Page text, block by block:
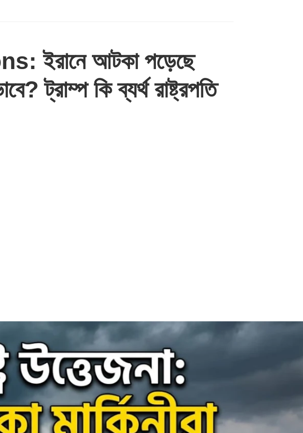
ইরানে আটকা পড়েছে
ট্রাম্প কি ব্যর্থ রাষ্ট্রপতি